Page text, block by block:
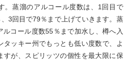
。蒸溜のアルコール度数は、1回目で
3回目で79％まで上げていきます。蒸
ルコール度数55％まで加水し、樽へ入
タッキー州でもっとも低い度数で、よ
すが、スピリッツの個性を最大限に保